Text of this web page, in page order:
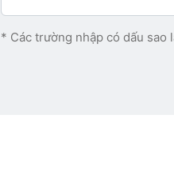
* Các trường nhập có dấu sao